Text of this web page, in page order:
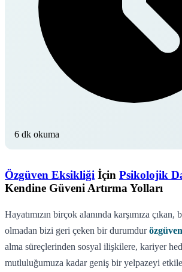
6 dk okuma
Özgüven Eksikliği İçin Psikolojik
Kendine Güveni Artırma Yolları
Hayatımızın birçok alanında karşımıza çıkan,
olmadan bizi geri çeken bir durumdur
alma süreçlerinden sosyal ilişkilere, kariyer
mutluluğumuza kadar geniş bir yelpazeyi